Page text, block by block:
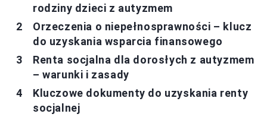
rodziny dzieci z autyzmem
Orzeczenia o niepełnosprawności – klucz
do uzyskania wsparcia finansowego
Renta socjalna dla dorosłych z autyzmem
– warunki i zasady
Kluczowe dokumenty do uzyskania renty
socjalnej